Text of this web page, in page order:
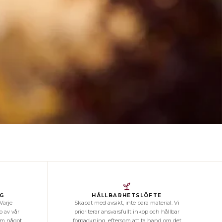
av vår
något
HÅLLBARHETSLÖFTE
Skapat med avsikt, inte bara material. Vi
prioriterar ansvarsfullt inköp och hållbar
förpackning, eftersom att ta hand om det